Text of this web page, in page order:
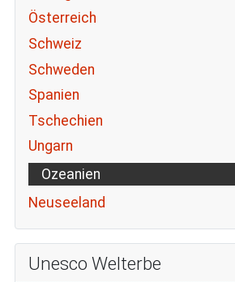
Österreich
Schweiz
Schweden
Spanien
Tschechien
Ungarn
Ozeanien
Neuseeland
Unesco Welterbe